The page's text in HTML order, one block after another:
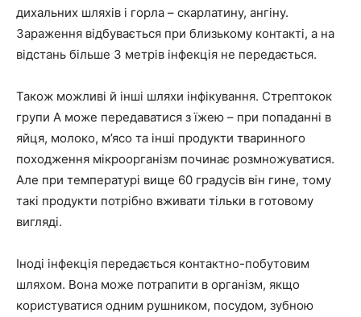
дихальних шляхів і горла – скарлатину, ангіну.
Зараження відбувається при близькому контакті, а на
відстань більше 3 метрів інфекція не передається.
Також можливі й інші шляхи інфікування. Стрептокок
групи A може передаватися з їжею – при попаданні в
яйця, молоко, м’ясо та інші продукти тваринного
походження мікроорганізм починає розмножуватися.
Але при температурі вище 60 градусів він гине, тому
такі продукти потрібно вживати тільки в готовому
вигляді.
Іноді інфекція передається контактно-побутовим
шляхом. Вона може потрапити в організм, якщо
користуватися одним рушником, посудом, зубною